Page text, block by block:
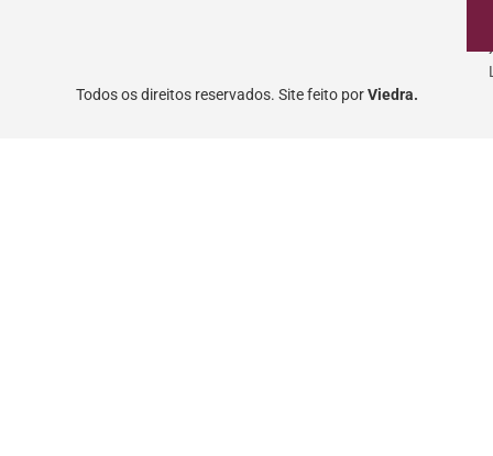
Todos os direitos reservados. Site feito porViedra.